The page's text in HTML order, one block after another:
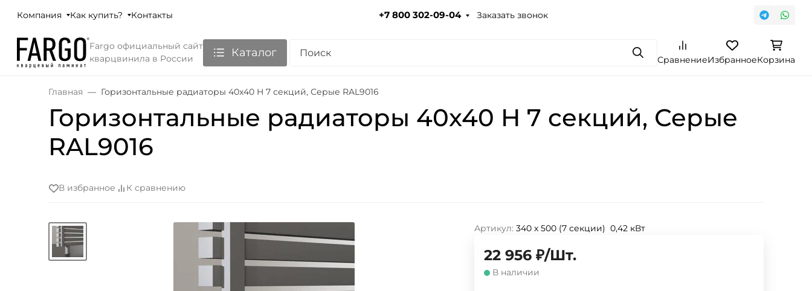
Компания Как купить? Контакты +7 800 302-09-04 Заказать звонок
Fargo официальный сайт
кварцвинила в России
Каталог ПоискСравнениеИзбранноеКорзина
Главная Горизонтальные радиаторы 40x40 H 7 секций, Серые RAL9016
Горизонтальные радиаторы 40x40 H 7 секций, Серые
RAL9016
В избранное К сравнению
Артикул: 340 х 500 (7 секции) 0,42 кВт
22 956 ₽/Шт.
В наличии